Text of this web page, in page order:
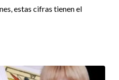
estas cifras tienen el